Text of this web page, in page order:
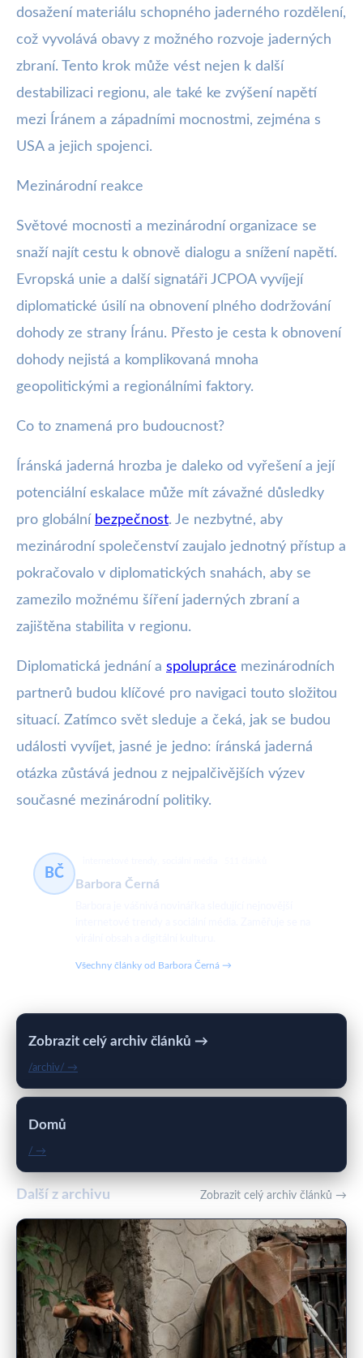
dosažení materiálu schopného jaderného rozdělení,
což vyvolává obavy z možného rozvoje jaderných
zbraní. Tento krok může vést nejen k další
destabilizaci regionu, ale také ke zvýšení napětí
mezi Íránem a západními mocnostmi, zejména s
USA a jejich spojenci.
Mezinárodní reakce
Světové mocnosti a mezinárodní organizace se
snaží najít cestu k obnově dialogu a snížení napětí.
Evropská unie a další signatáři JCPOA vyvíjejí
diplomatické úsilí na obnovení plného dodržování
dohody ze strany Íránu. Přesto je cesta k obnovení
dohody nejistá a komplikovaná mnoha
geopolitickými a regionálními faktory.
Co to znamená pro budoucnost?
Íránská jaderná hrozba je daleko od vyřešení a její
potenciální eskalace může mít závažné důsledky
pro globální bezpečnost. Je nezbytné, aby
mezinárodní společenství zaujalo jednotný přístup a
pokračovalo v diplomatických snahách, aby se
zamezilo možnému šíření jaderných zbraní a
zajištěna stabilita v regionu.
Diplomatická jednání a spolupráce mezinárodních
partnerů budou klíčové pro navigaci touto složitou
situací. Zatímco svět sleduje a čeká, jak se budou
události vyvíjet, jasné je jedno: íránská jaderná
otázka zůstává jednou z nejpalčivějších výzev
současné mezinárodní politiky.
BČ
Barbora Černá
Všechny články od Barbora Černá →
Zobrazit celý archiv článků →
/archiv/ →
Domů
/ →
Další z archivu Zobrazit celý archiv článků →